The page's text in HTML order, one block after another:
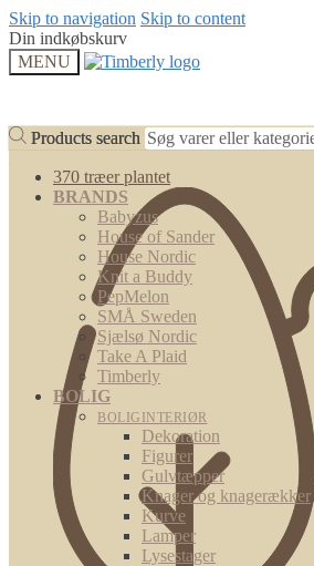
Skip to navigation Skip to content
Din indkøbskurv
MENU
Products search
370 træer plantet
Products search
BRANDS
Babyzus
House of Sander
House Nordic
Knit a Buddy
PepMelon
SMÅ Sweden
Sjælsø Nordic
Take A Plaid
Timberly
BOLIG
BOLIGINTERIØR
Dekoration
Figurer
Gulvtæpper
Knager og knagerækker
Kurve
Lamper
Lysestager